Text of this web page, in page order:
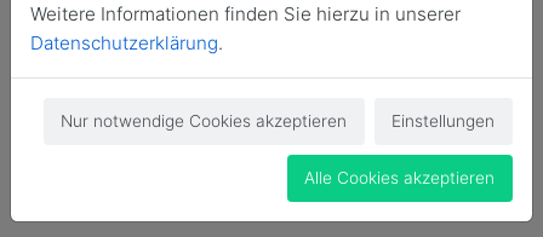
#GIDSresearch 2/2026
Weitere Informationen finden Sie hierzu in unserer
Datenschutzerklärung.
Nur notwendige Cookies akzeptieren Einstellungen
Alle Cookies akzeptieren